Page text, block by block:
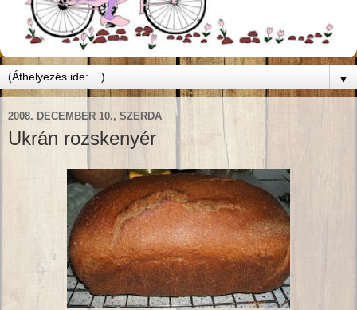
▼
2008. DECEMBER 10., SZERDA
Ukrán rozskenyér